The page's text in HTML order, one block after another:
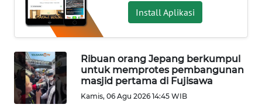
Install Aplikasi
Ribuan orang Jepang berkumpul
untuk memprotes pembangunan
masjid pertama di Fujisawa
Kamis, 06 Agu 2026 14:45 WIB
KAMI
TENTANG
KAMI